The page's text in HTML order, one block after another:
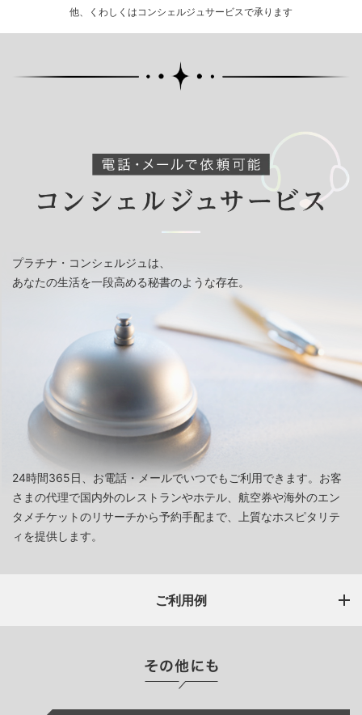
他、くわしくはコンシェルジュサービスで承ります
プラチナ・コンシェルジュは、
あなたの生活を一段高める秘書のような存在。
24時間365日、お電話・メールでいつでもご利用できます。お客
さまの代理で国内外のレストランやホテル、航空券や海外のエン
タメチケットのリサーチから予約手配まで、上質なホスピタリテ
ィを提供します。
ご利用例